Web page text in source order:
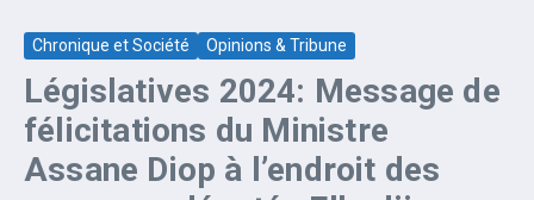
Chronique et Société Opinions & Tribune
Législatives 2024: Message de
félicitations du Ministre
Assane Diop à l’endroit des